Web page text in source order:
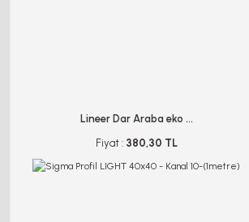
Lineer Dar Araba eko ...
Fiyat : 380,30 TL